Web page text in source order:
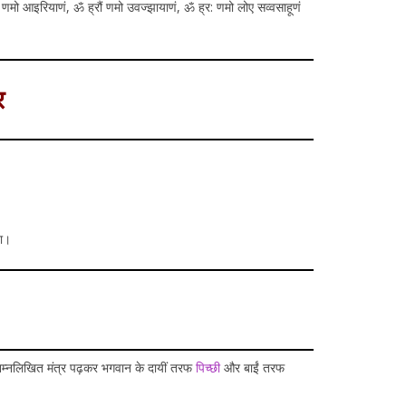
ॐ ह्रूं णमो आइरियाणं, ॐ ह्रौं णमो उवज्झायाणं, ॐ ह्र: णमो लोए सव्वसाहूणं
मंत्र पढ़कर भगवान के दायीं तरफपिच्छीऔर बाईं तरफ